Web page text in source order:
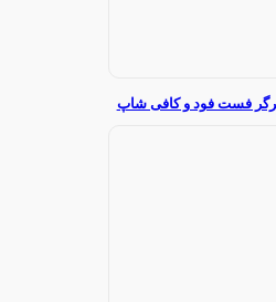
فست فود و کافی شاپ